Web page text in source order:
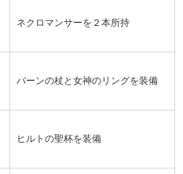
ネクロマンサーを２本所持
バーンの杖と女神のリングを装備
ヒルトの聖杯を装備